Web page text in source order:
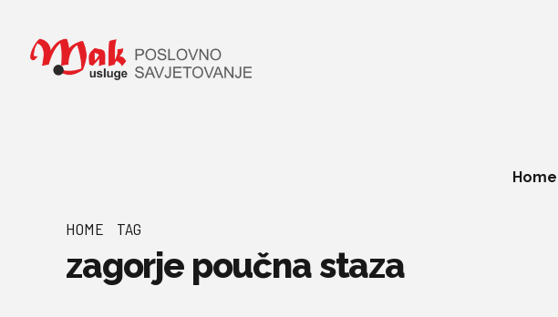
Home
HOME TAG
zagorje poučna staza